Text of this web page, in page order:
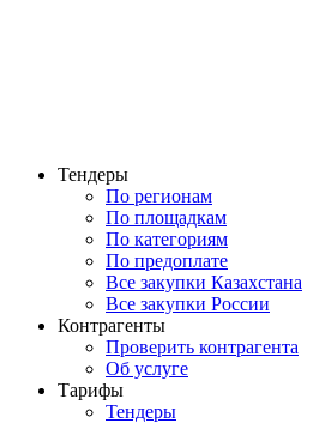
Тендеры
По регионам
По площадкам
По категориям
По предоплате
Все закупки Казахстана
Все закупки России
Контрагенты
Проверить контрагента
Об услуге
Тарифы
Тендеры